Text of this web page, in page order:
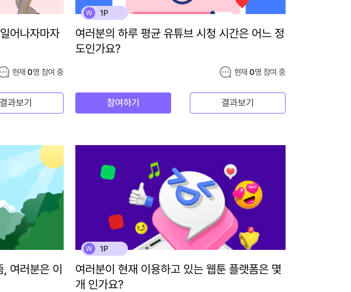
어나자마자
현재0명 참여 중
결과보기
W 1P
여러분의 하루 평균 유튜브 시청 시간은 어느 정
도인가요?
현재0명 참여 중
참여하기 결과보기
여러분은 이
W 1P
여러분이 현재 이용하고 있는 웹툰 플랫폼은 몇
개 인가요?